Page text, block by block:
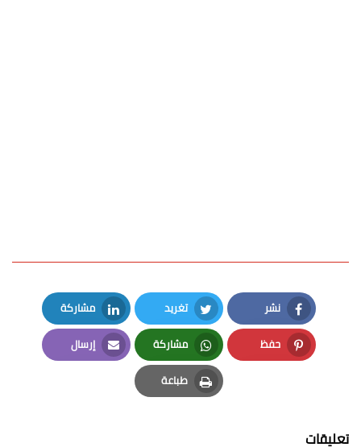
نشر
Facebook
تغريد
Twitter
مشاركة
LinkedIn
حفظ
Pinterest
مشاركة
Whatsapp
إرسال
Email
طباعة
Print
تعليقات